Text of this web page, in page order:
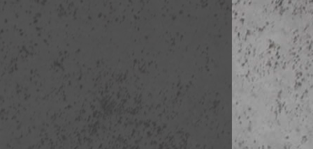
4. nap(ápr.
07:30-08:30
09:00-
4A Cour
4B
4C Parc de
4D Palais
4E